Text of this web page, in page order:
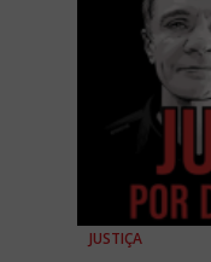
JUSTIÇA